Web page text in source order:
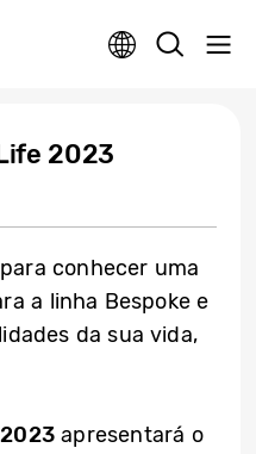
2023
conhecer uma
a linha Bespoke e
da sua vida,
apresentará o